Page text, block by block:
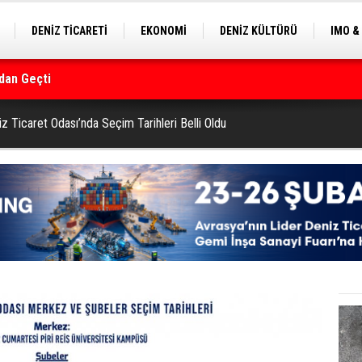
DENİZ TİCARETİ EKONOMİ DENİZ KÜLTÜRÜ
IMO
Geçti
Ticaret Odası’nda Seçim Tarihleri Belli Oldu